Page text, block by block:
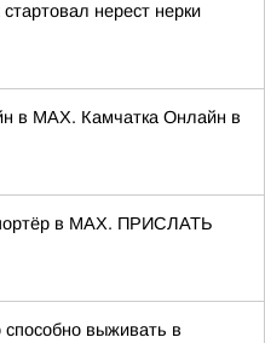
нерест нерки
в MAX. Камчатка Онлайн в
в MAX. ПРИСЛАТЬ
способно выживать в